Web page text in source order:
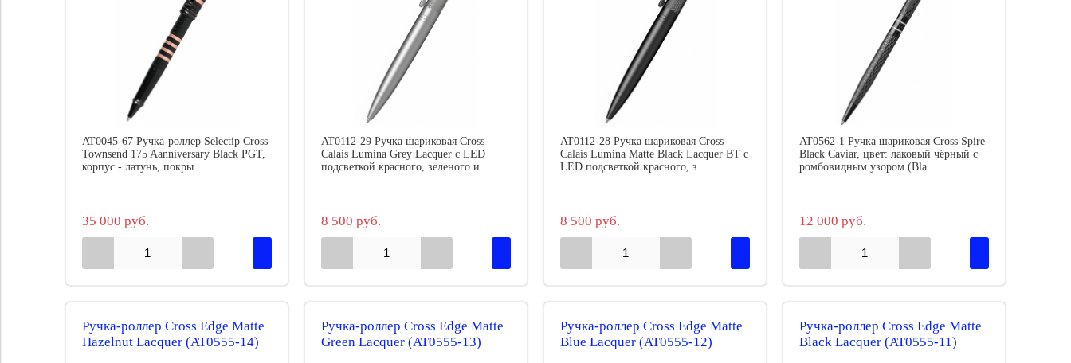
AT0045-67 Ручка-роллер Selectip Cross
Townsend 175 Aanniversary Black PGT,
корпус - латунь, покры...
35 000 руб.
AT0112-29 Ручка шариковая Cross
Calais Lumina Grey Lacquer с LED
подсветкой красного, зеленого и ...
8 500 руб.
AT0112-28 Ручка шариковая Cross
Calais Lumina Matte Black Lacquer BT с
LED подсветкой красного, з...
8 500 руб.
AT0562-1 Ручка шариковая Cross Spire
Black Caviar, цвет: лаковый чёрный с
ромбовидным узором (Bla...
12 000 руб.
Ручка-роллер Cross Edge Matte
Hazelnut Lacquer (AT0555-14)
Ручка-роллер Cross Edge Matte
Green Lacquer (AT0555-13)
Ручка-роллер Cross Edge Matte
Blue Lacquer (AT0555-12)
Ручка-роллер Cross Edge Matte
Black Lacquer (AT0555-11)